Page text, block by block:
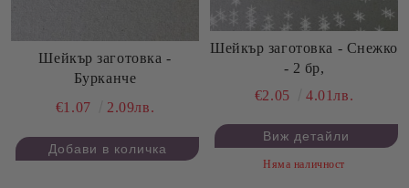
Шейкър заготовка -
Бурканче
€1.07
2.09лв.
Шейкър заготовка - Снежко
- 2 бр,
€2.05
4.01лв.
Виж детайли
Няма наличност